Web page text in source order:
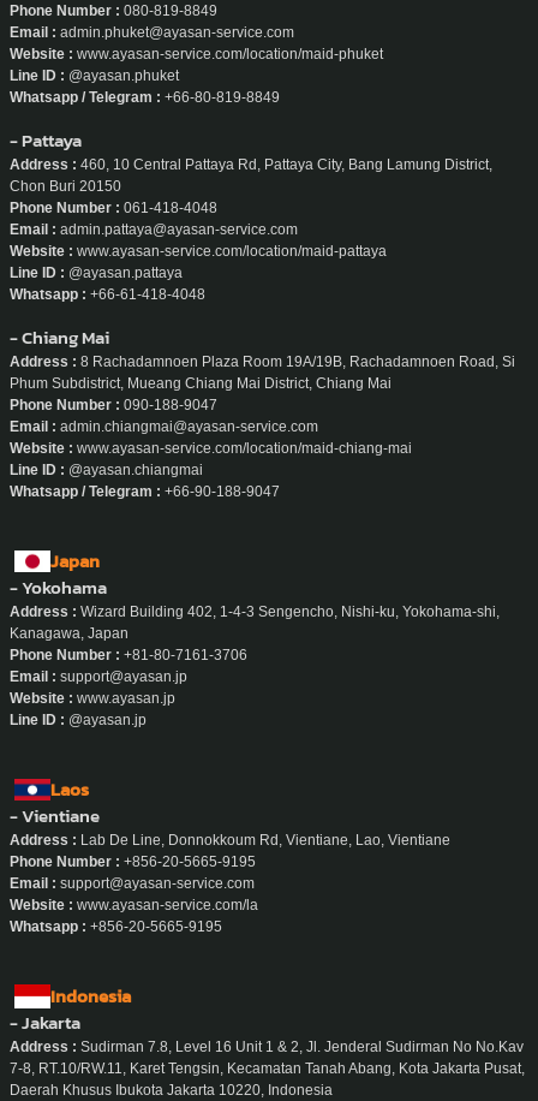
Phone Number : 080-819-8849
Email : admin.phuket@ayasan-service.com
Website : www.ayasan-service.com/location/maid-phuket
Line ID : @ayasan.phuket
Whatsapp / Telegram : +66-80-819-8849
- Pattaya
Address : 460, 10 Central Pattaya Rd, Pattaya City, Bang Lamung District,
Chon Buri 20150
Phone Number : 061-418-4048
Email : admin.pattaya@ayasan-service.com
Website : www.ayasan-service.com/location/maid-pattaya
Line ID : @ayasan.pattaya
Whatsapp : +66-61-418-4048
- Chiang Mai
Address : 8 Rachadamnoen Plaza Room 19A/19B, Rachadamnoen Road, Si
Phum Subdistrict, Mueang Chiang Mai District, Chiang Mai
Phone Number : 090-188-9047
Email : admin.chiangmai@ayasan-service.com
Website : www.ayasan-service.com/location/maid-chiang-mai
Line ID : @ayasan.chiangmai
Whatsapp / Telegram : +66-90-188-9047
Japan
- Yokohama
Address : Wizard Building 402, 1-4-3 Sengencho, Nishi-ku, Yokohama-shi,
Kanagawa, Japan
Phone Number : +81-80-7161-3706
Email : support@ayasan.jp
Website : www.ayasan.jp
Line ID : @ayasan.jp
Laos
- Vientiane
Address : Lab De Line, Donnokkoum Rd, Vientiane, Lao, Vientiane
Phone Number : +856-20-5665-9195
Email : support@ayasan-service.com
Website : www.ayasan-service.com/la
Whatsapp : +856-20-5665-9195
Indonesia
- Jakarta
Address : Sudirman 7.8, Level 16 Unit 1 & 2, Jl. Jenderal Sudirman No No.Kav
7-8, RT.10/RW.11, Karet Tengsin, Kecamatan Tanah Abang, Kota Jakarta Pusat,
Daerah Khusus Ibukota Jakarta 10220, Indonesia